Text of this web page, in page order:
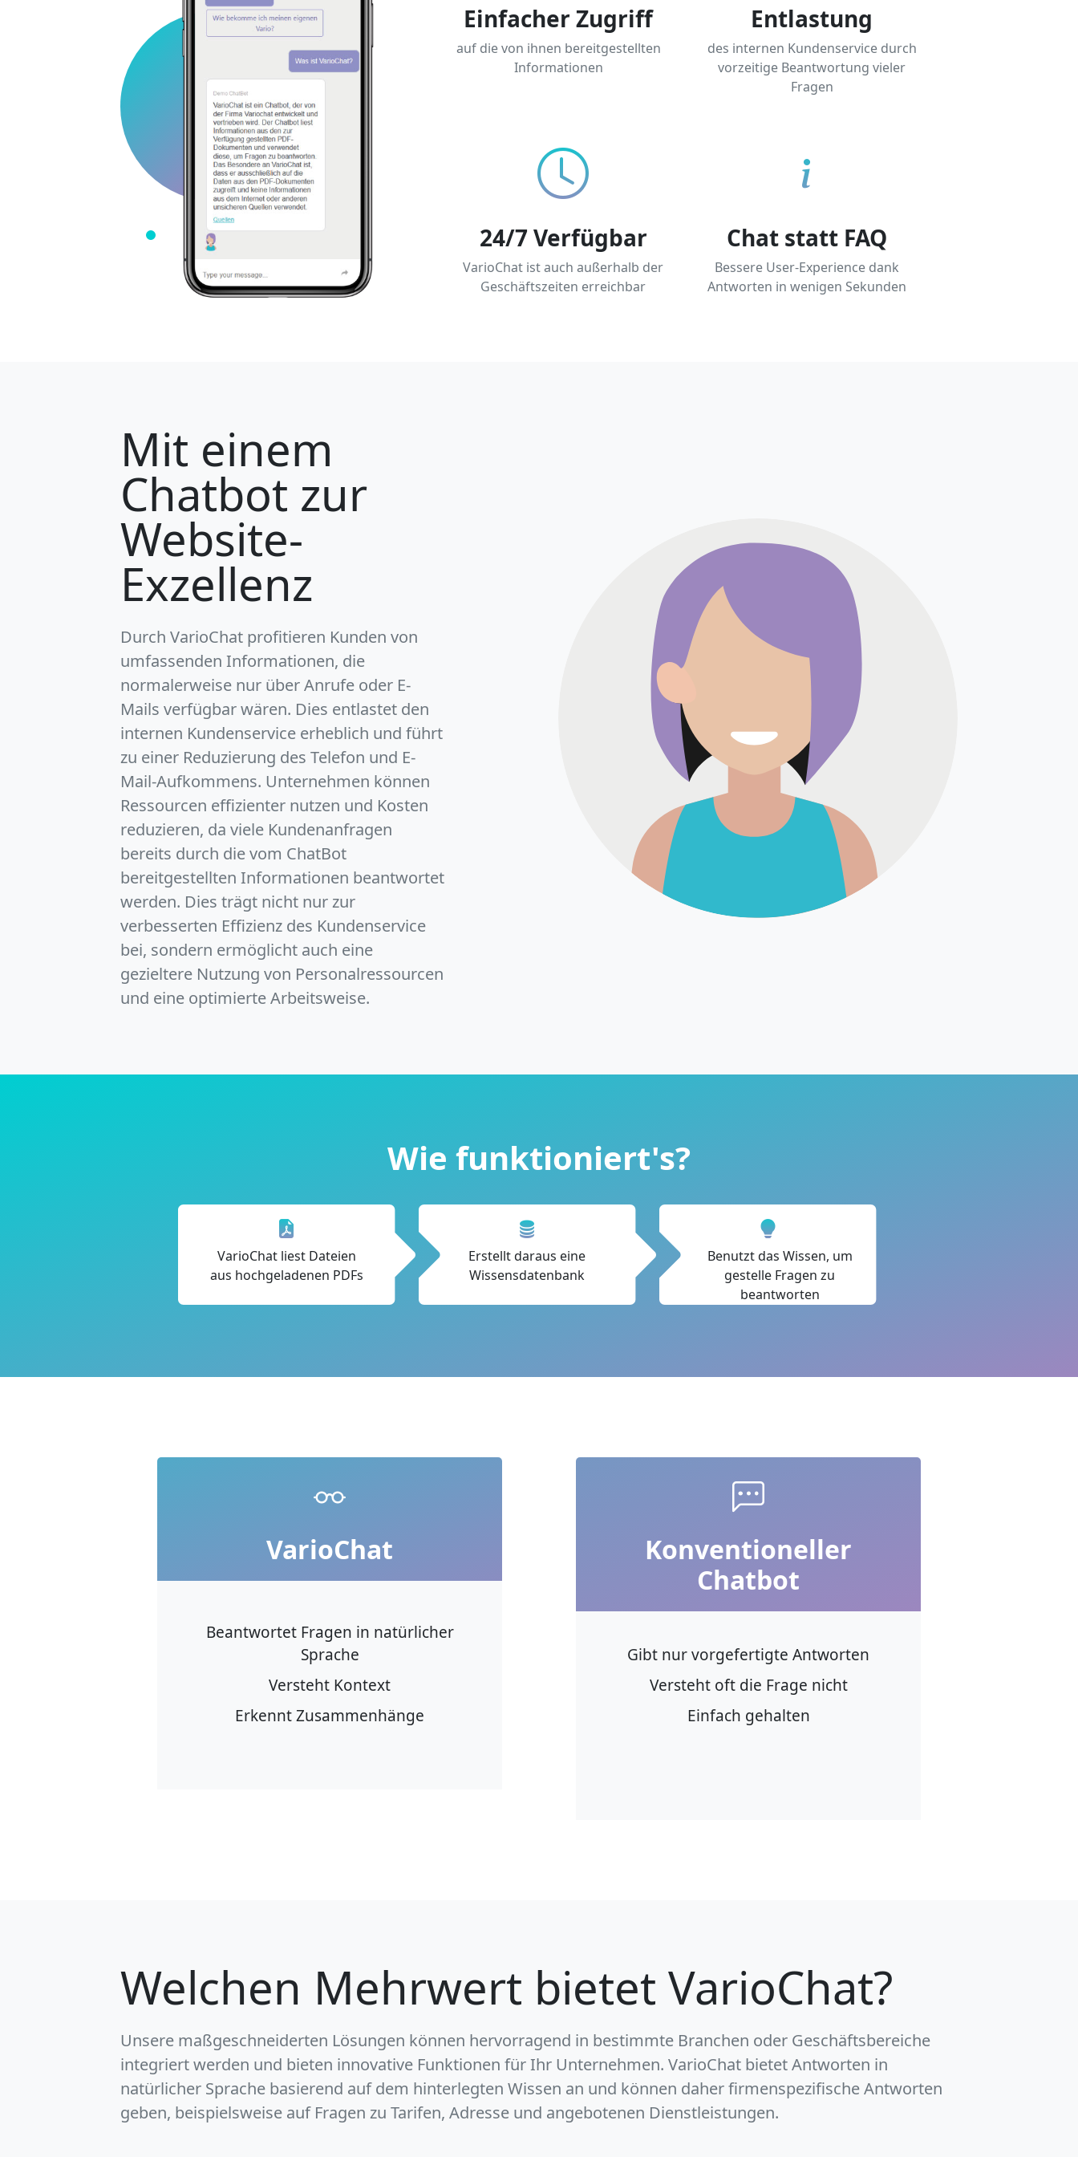
Einfacher Zugriff
auf die von ihnen bereitgestellten
Informationen
Entlastung
des internen Kundenservice durch
vorzeitige Beantwortung vieler
Fragen
24/7 Verfügbar
VarioChat ist auch außerhalb der
Geschäftszeiten erreichbar
Chat statt FAQ
Bessere User-Experience dank
Antworten in wenigen Sekunden
Mit einem
Chatbot zur
Website-
Exzellenz
Durch VarioChat profitieren Kunden von
umfassenden Informationen, die
normalerweise nur über Anrufe oder E-
Mails verfügbar wären. Dies entlastet den
internen Kundenservice erheblich und führt
zu einer Reduzierung des Telefon und E-
Mail-Aufkommens. Unternehmen können
Ressourcen effizienter nutzen und Kosten
reduzieren, da viele Kundenanfragen
bereits durch die vom ChatBot
bereitgestellten Informationen beantwortet
werden. Dies trägt nicht nur zur
verbesserten Effizienz des Kundenservice
bei, sondern ermöglicht auch eine
gezieltere Nutzung von Personalressourcen
und eine optimierte Arbeitsweise.
Wie funktioniert's?
VarioChat liest Dateien
aus hochgeladenen PDFs
Erstellt daraus eine
Wissensdatenbank
Benutzt das Wissen, um
gestelle Fragen zu
beantworten
VarioChat
Beantwortet Fragen in natürlicher
Sprache
Versteht Kontext
Erkennt Zusammenhänge
Konventioneller
Chatbot
Gibt nur vorgefertigte Antworten
Versteht oft die Frage nicht
Einfach gehalten
Welchen Mehrwert bietet VarioChat?
Unsere maßgeschneiderten Lösungen können hervorragend in bestimmte Branchen oder Geschäftsbereiche
integriert werden und bieten innovative Funktionen für Ihr Unternehmen. VarioChat bietet Antworten in
natürlicher Sprache basierend auf dem hinterlegten Wissen an und können daher firmenspezifische Antworten
geben, beispielsweise auf Fragen zu Tarifen, Adresse und angebotenen Dienstleistungen.